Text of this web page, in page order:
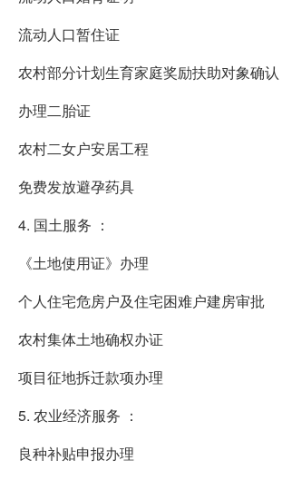
流动人口暂住证
农村部分计划生育家庭奖励扶助对象确认
办理二胎证
农村二女户安居工程
免费发放避孕药具
4. 国土服务 ：
《土地使用证》办理
个人住宅危房户及住宅困难户建房审批
农村集体土地确权办证
项目征地拆迁款项办理
5. 农业经济服务 ：
良种补贴申报办理